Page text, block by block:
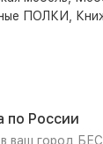
ПОЛКИ
по России
в ваш город